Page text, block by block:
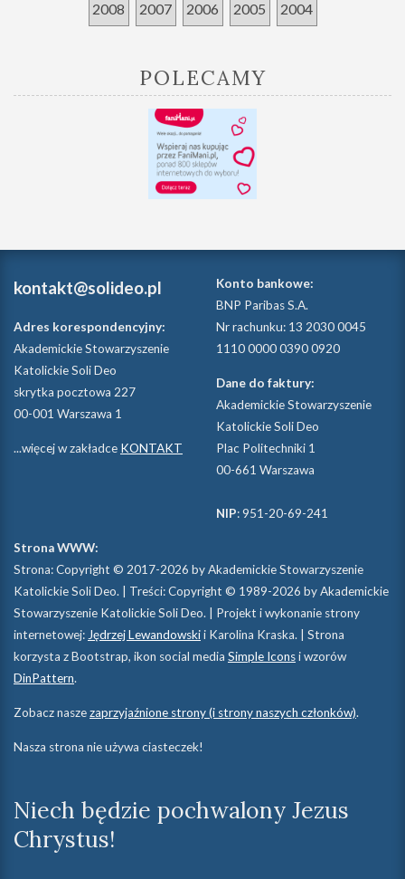
2008 2007 2006 2005 2004
POLECAMY
kontakt@solideo.pl
Adres korespondencyjny:
Akademickie Stowarzyszenie
Katolickie Soli Deo
skrytka pocztowa 227
00-001 Warszawa 1
...więcej w zakładce KONTAKT
Konto bankowe:
BNP Paribas S.A.
Nr rachunku: 13 2030 0045
1110 0000 0390 0920
Dane do faktury:
Akademickie Stowarzyszenie
Katolickie Soli Deo
Plac Politechniki 1
00-661 Warszawa
NIP: 951-20-69-241
Strona WWW:
Strona: Copyright © 2017-2026 by Akademickie Stowarzyszenie
Katolickie Soli Deo. | Treści: Copyright © 1989-2026 by Akademickie
Stowarzyszenie Katolickie Soli Deo. | Projekt i wykonanie strony
internetowej: Jędrzej Lewandowskii Karolina Kraska. | Strona
korzysta z Bootstrap, ikon social media Simple Iconsi wzorów
DinPattern.
Zobacz naszezaprzyjaźnione strony (i strony naszych członków).
Nasza strona nie używa ciasteczek!
Niech będzie pochwalony Jezus
Chrystus!